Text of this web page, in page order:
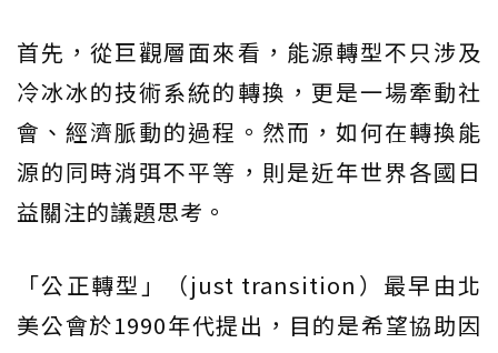
首先，從巨觀層面來看，能源轉型不只涉及
冷冰冰的技術系統的轉換，更是一場牽動社
會、經濟脈動的過程。然而，如何在轉換能
源的同時消弭不平等，則是近年世界各國日
益關注的議題思考。
「公正轉型」（just transition）最早由北
美公會於1990年代提出，目的是希望協助因